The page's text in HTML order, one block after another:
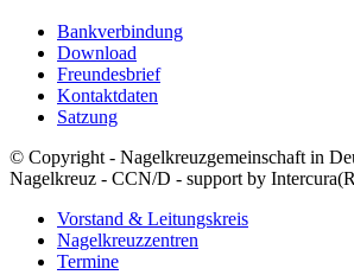
Bankverbindung
Download
Freundesbrief
Kontaktdaten
Satzung
© Copyright - Nagelkreuzgemeinschaft in
Nagelkreuz - CCN/D - support by
Vorstand & Leitungskreis
Nagelkreuzzentren
Termine